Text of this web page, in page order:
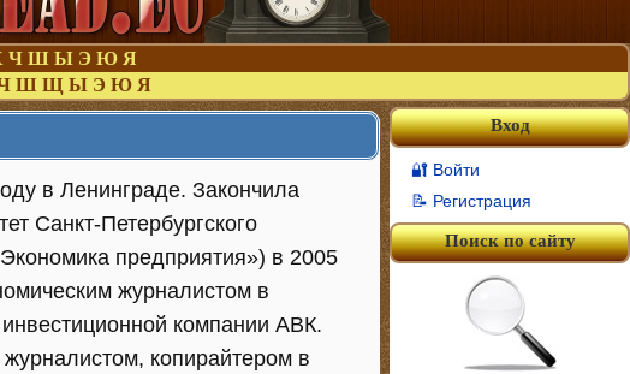
Ч Ш Ы Э Ю Я
Ш Щ Ы Э Ю Я
в Ленинграде. Закончила
Санкт-Петербургского
предприятия») в 2005
журналистом в
компании АВК.
копирайтером в
Вход
🔐 Войти
📝 Регистрация
Поиск по сайту